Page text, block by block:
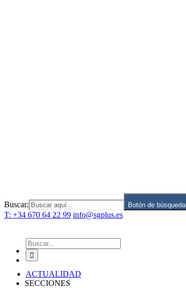
Buscar: Botón de búsqueda
T: +34 670 64 22 99 info@sgplus.es
Buscar:
ACTUALIDAD
SECCIONES